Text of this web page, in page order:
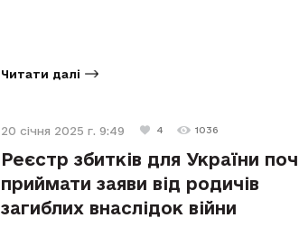
Читати далі
20 січня 2025 г. 9:49 4 1036
Реєстр збитків для України
приймати заяви від родичів
загиблих внаслідок війни